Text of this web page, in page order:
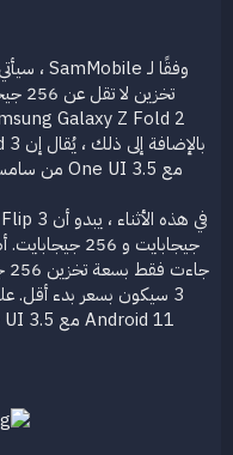
مع One UI 3.5 من سامسونج ، ولديه رقم الموديل SM-F926
جيجابايت و
3 سيكون بسعر بدء أقل.
Android 11 مع One UI 3.5 ، ولديه رقم الطراز SM-F711.